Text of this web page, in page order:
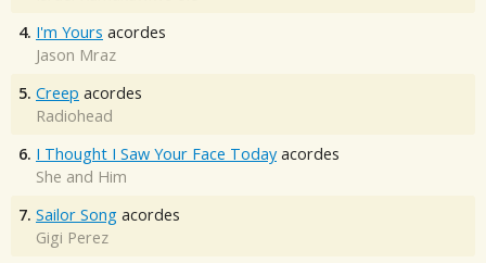
4. I'm Yours acordes
Jason Mraz
5. Creep acordes
Radiohead
6. I Thought I Saw Your Face Today acordes
She and Him
7. Sailor Song acordes
Gigi Perez